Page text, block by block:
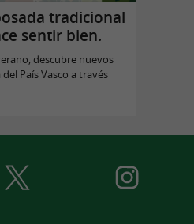
tradicional
sentir bien.
descubre nuevos
País Vasco a través